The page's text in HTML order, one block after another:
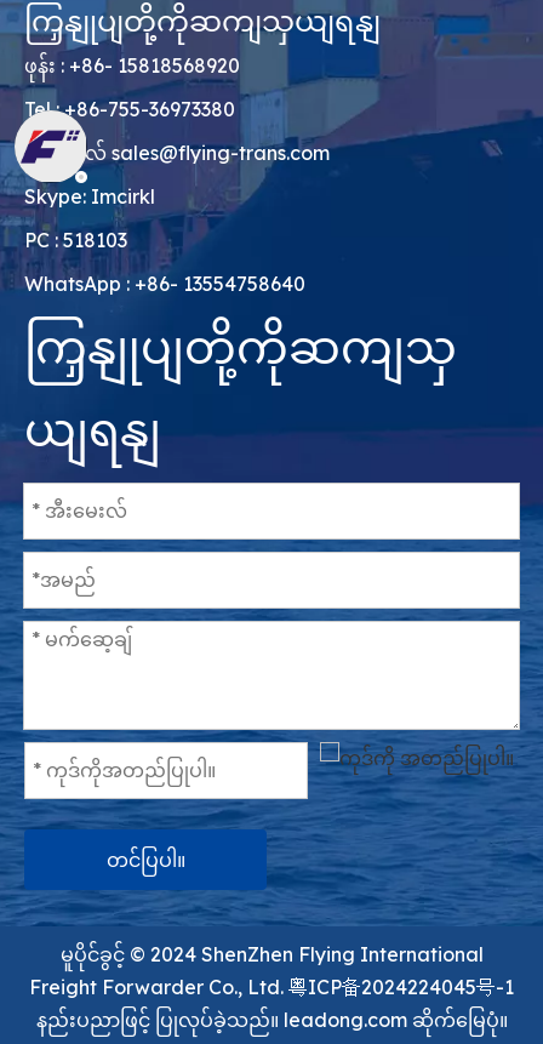
ကြှနျုပျတို့ကိုဆကျသှယျရနျ
ဖုန်း : +86- 15818568920
Tel : +86-755-36973380
အီးမေးလ် sales@flying-trans.com
Skype: Imcirkl
PC : 518103
WhatsApp : +86- 13554758640
ကြှနျုပျတို့ကိုဆကျသှ
ယျရနျ
တင်ပြပါ။
မူပိုင်ခွင့် ©️ 2024 ShenZhen Flying International
Freight Forwarder Co., Ltd. 粤ICP备2024224045号-1
နည်းပညာဖြင့် ပြုလုပ်ခဲ့သည်။ leadong.com ဆိုက်မြေပုံ။